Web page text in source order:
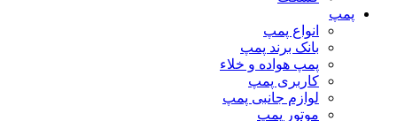
پمپ
انواع پمپ
بانک برند پمپ
پمپ هواده و خلاء
کاربری پمپ
لوازم جانبی پمپ
موتور پمپ